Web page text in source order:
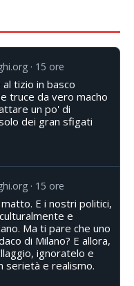
15 ore
tizio in basco
truce da vero macho
un po' di
dei gran sfigati
15 ore
E i nostri politici,
e
Ma ti pare che uno
di Milano? E allora,
ignoratelo e
serietà e realismo.